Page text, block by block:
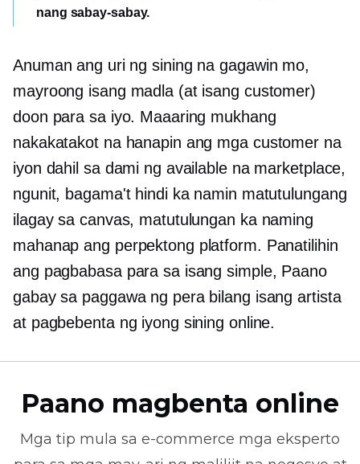
nang sabay-sabay.
Anuman ang uri ng sining na gagawin mo,
mayroong isang madla (at isang customer)
doon para sa iyo. Maaaring mukhang
nakakatakot na hanapin ang mga customer na
iyon dahil sa dami ng available na marketplace,
ngunit, bagama't hindi ka namin matutulungang
ilagay sa canvas, matutulungan ka naming
mahanap ang perpektong platform. Panatilihin
ang pagbabasa para sa isang simple, Paano
gabay sa paggawa ng pera bilang isang artista
at pagbebenta ng iyong sining online.
Paano magbenta online
Mga tip mula sa e-commerce mga eksperto